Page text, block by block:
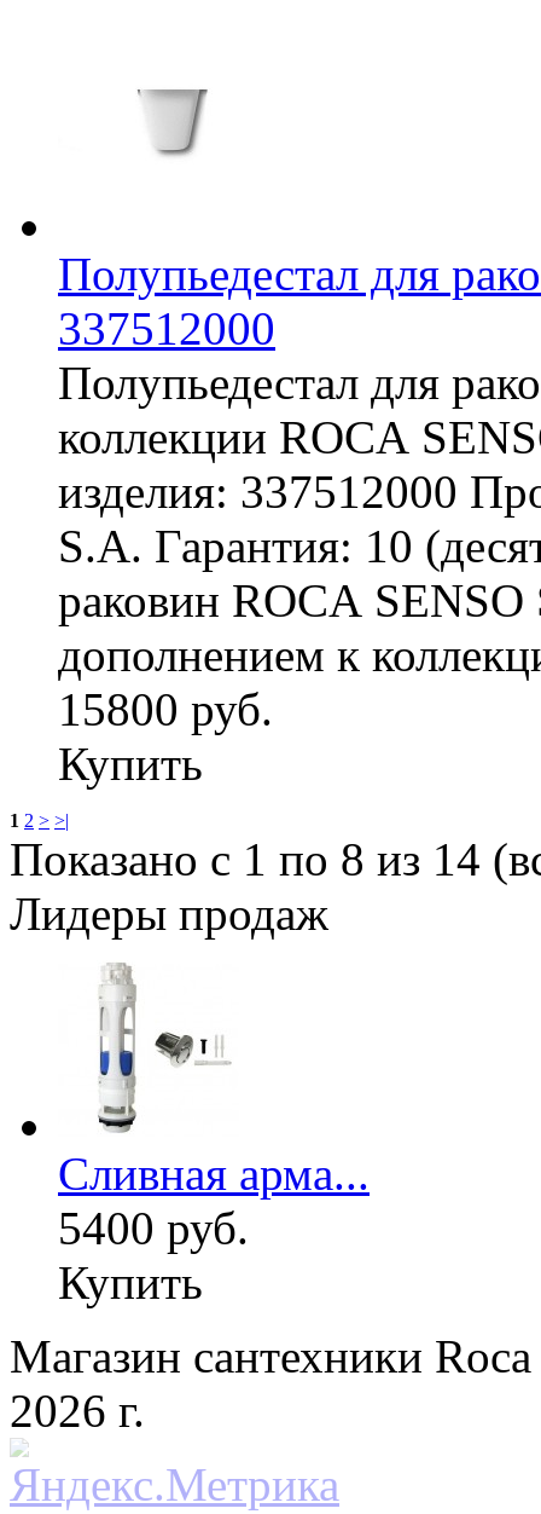
Полупьедестал для
337512000
Полупьедестал для
коллекции ROCA
изделия: 337512000
S.A. Гарантия: 10
раковин ROCA SENSO
дополнением к
15800 руб.
Купить
1 2 > >|
Показано с 1 по 8 из 14
Лидеры продаж
Сливная арма...
5400 руб.
Купить
Магазин сантехники
2026 г.